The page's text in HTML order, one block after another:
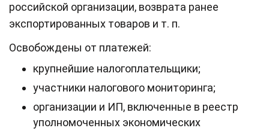
российской организации, возврата ранее
экспортированных товаров и т. п.
Освобождены от платежей:
крупнейшие налогоплательщики;
участники налогового мониторинга;
организации и ИП, включенные в реестр
уполномоченных экономических